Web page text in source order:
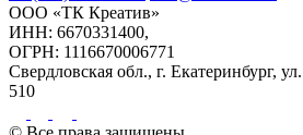
ООО «ТК Креатив»
ИНН: 6670331400,
ОГРН: 1116670006771
Свердловская обл., г. Екатеринбург,
510